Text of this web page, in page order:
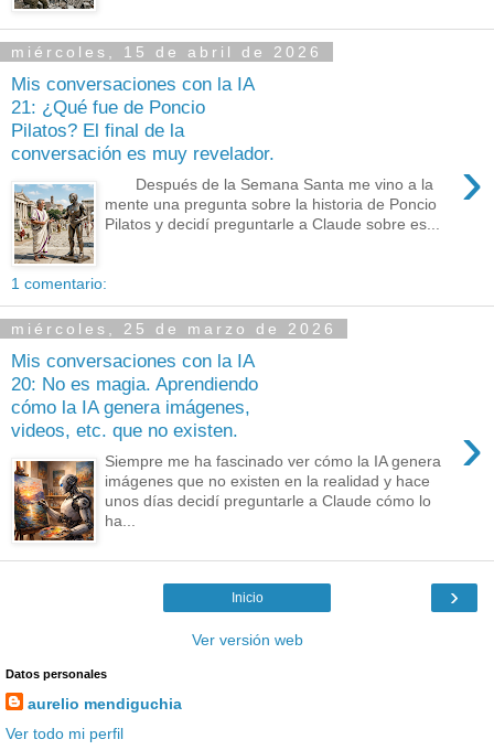
miércoles, 15 de abril de 2026
Mis conversaciones con la IA
21: ¿Qué fue de Poncio
Pilatos? El final de la
conversación es muy revelador.
›
Después de la Semana Santa me vino a la
mente una pregunta sobre la historia de Poncio
Pilatos y decidí preguntarle a Claude sobre es...
1 comentario:
miércoles, 25 de marzo de 2026
Mis conversaciones con la IA
20: No es magia. Aprendiendo
cómo la IA genera imágenes,
videos, etc. que no existen.
›
Siempre me ha fascinado ver cómo la IA genera
imágenes que no existen en la realidad y hace
unos días decidí preguntarle a Claude cómo lo
ha...
›
Inicio
Ver versión web
Datos personales
aurelio mendiguchia
Ver todo mi perfil